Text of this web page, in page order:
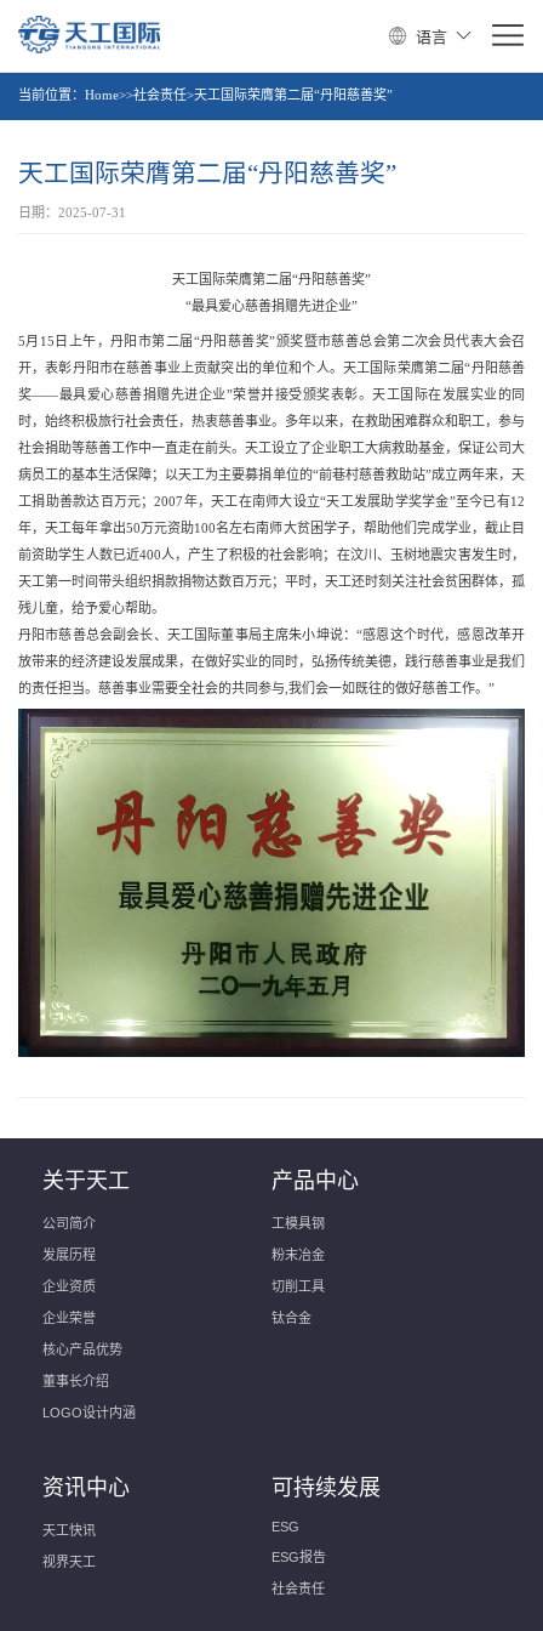
语言
当前位置： Home>>社会责任>天工国际荣膺第二届“丹阳慈善奖”
天工国际荣膺第二届“丹阳慈善奖”
日期：2025-07-31
天工国际荣膺第二届“丹阳慈善奖”
“最具爱心慈善捐赠先进企业”
5月15日上午，丹阳市第二届“丹阳慈善奖”颁奖暨市慈善总会第二次会员代表大会召
开，表彰丹阳市在慈善事业上贡献突出的单位和个人。天工国际荣膺第二届“丹阳慈善
奖——最具爱心慈善捐赠先进企业”荣誉并接受颁奖表彰。天工国际在发展实业的同
时，始终积极旅行社会责任，热衷慈善事业。多年以来，在救助困难群众和职工，参与
社会捐助等慈善工作中一直走在前头。天工设立了企业职工大病救助基金，保证公司大
病员工的基本生活保障；以天工为主要募捐单位的“前巷村慈善救助站”成立两年来，天
工捐助善款达百万元；2007年，天工在南师大设立“天工发展助学奖学金”至今已有12
年，天工每年拿出50万元资助100名左右南师大贫困学子，帮助他们完成学业，截止目
前资助学生人数已近400人，产生了积极的社会影响；在汶川、玉树地震灾害发生时，
天工第一时间带头组织捐款捐物达数百万元；平时，天工还时刻关注社会贫困群体，孤
残儿童，给予爱心帮助。
丹阳市慈善总会副会长、天工国际董事局主席朱小坤说：“感恩这个时代，感恩改革开
放带来的经济建设发展成果，在做好实业的同时，弘扬传统美德，践行慈善事业是我们
的责任担当。慈善事业需要全社会的共同参与,我们会一如既往的做好慈善工作。”
关于天工
公司简介
发展历程
企业资质
企业荣誉
核心产品优势
董事长介绍
LOGO设计内涵
产品中心
工模具钢
粉末冶金
切削工具
钛合金
资讯中心
天工快讯
视界天工
可持续发展
ESG
ESG报告
社会责任